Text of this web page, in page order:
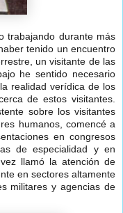
trabajando durante más
tenido un encuentro
un visitante de las
he sentido necesario
realidad verídica de los
de estos visitantes.
sobre los visitantes
humanos, comencé a
en congresos
de especialidad y en
llamó la atención de
en sectores altamente
militares y agencias de